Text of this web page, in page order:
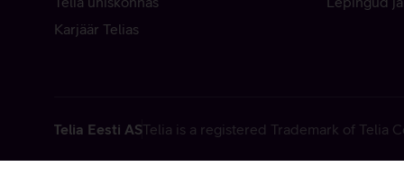
Karjäär Telias
Telia Eesti ASTelia is a registered Trademark of Telia